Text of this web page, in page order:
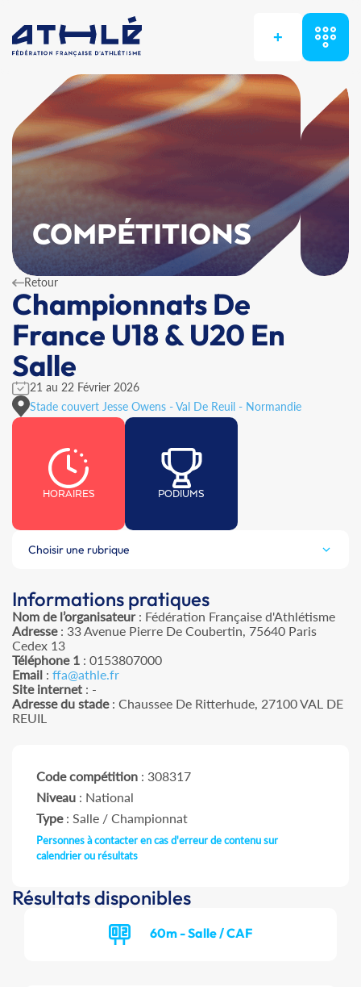
+
COMPÉTITIONS
Retour
Championnats De
France U18 & U20 En
Salle
21 au 22 Février 2026
Stade couvert Jesse Owens - Val De Reuil - Normandie
HORAIRES PODIUMS
Choisir une rubrique
Informations pratiques
Nom de l’organisateur: Fédération Française d'Athlétisme
Adresse: 33 Avenue Pierre De Coubertin, 75640 Paris
Cedex 13
Téléphone 1 : 0153807000
Email : ffa@athle.fr
Site internet : -
Adresse du stade: Chaussee De Ritterhude, 27100 VAL DE
REUIL
Code compétition : 308317
Niveau : National
Type: Salle / Championnat
Personnes à contacter en cas d'erreur de contenu sur
calendrier ou résultats
Résultats disponibles
60m - Salle / CAF